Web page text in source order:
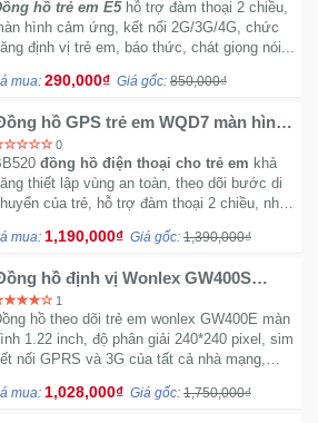
hồ trẻ em E5hỗ trợ đàm thoại 2 chiều,
hình cảm ứng, kết nối 2G/3G/4G, chức
định vị trẻ em, báo thức, chát giọng nói...
mua: 290,000₫ Giá gốc: 850,000₫
hồ GPS trẻ em WQD7 màn hình
cực đẹp
0
đồng hồ điện thoại cho trẻ em khả
thiết lập vùng an toàn, theo dõi bước di
của trẻ, hỗ trợ đàm thoại 2 chiều, nhận
mua: 1,190,000₫ Giá gốc: 1,390,000₫
hồ định vị Wonlex GW400S
Chính hãng (Xanh - Đen -
- Tím)
1
hồ theo dõi trẻ em wonlex GW400E màn
1.22 inch, độ phân giải 240*240 pixel, sim
nối GPRS và 3G của tất cả nhà mạng,
hành trình: dữ liệu được lưu trữ 3 tháng 3
mua: 1,028,000₫ Giá gốc: 1,750,000₫